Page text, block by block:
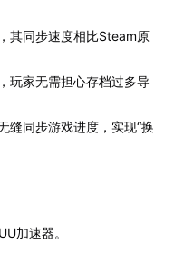
其同步速度相比Steam原
玩家无需担心存档过多导
缝同步游戏进度，实现“换
加速器。